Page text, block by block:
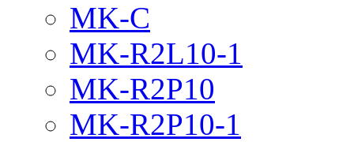
MK-C
MK-R2L10-1
MK-R2P10
MK-R2P10-1